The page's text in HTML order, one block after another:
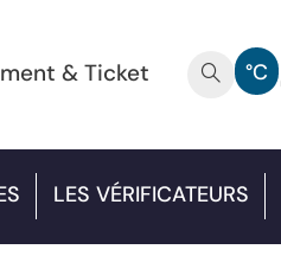
& Ticket °C
LES VÉRIFICATEURS